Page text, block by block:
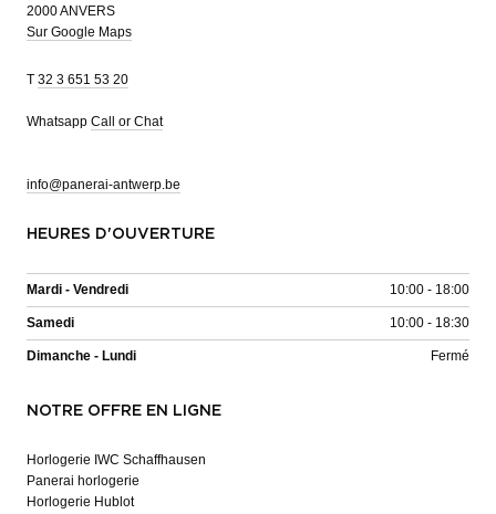
2000 ANVERS
Sur Google Maps
T 32 3 651 53 20
Whatsapp Call or Chat
info@panerai-antwerp.be
HEURES D'OUVERTURE
Mardi - Vendredi 10:00 - 18:00
Samedi 10:00 - 18:30
Dimanche - Lundi Fermé
NOTRE OFFRE EN LIGNE
Horlogerie IWC Schaffhausen
Panerai horlogerie
Horlogerie Hublot